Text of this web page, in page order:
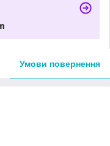
Умови повернення